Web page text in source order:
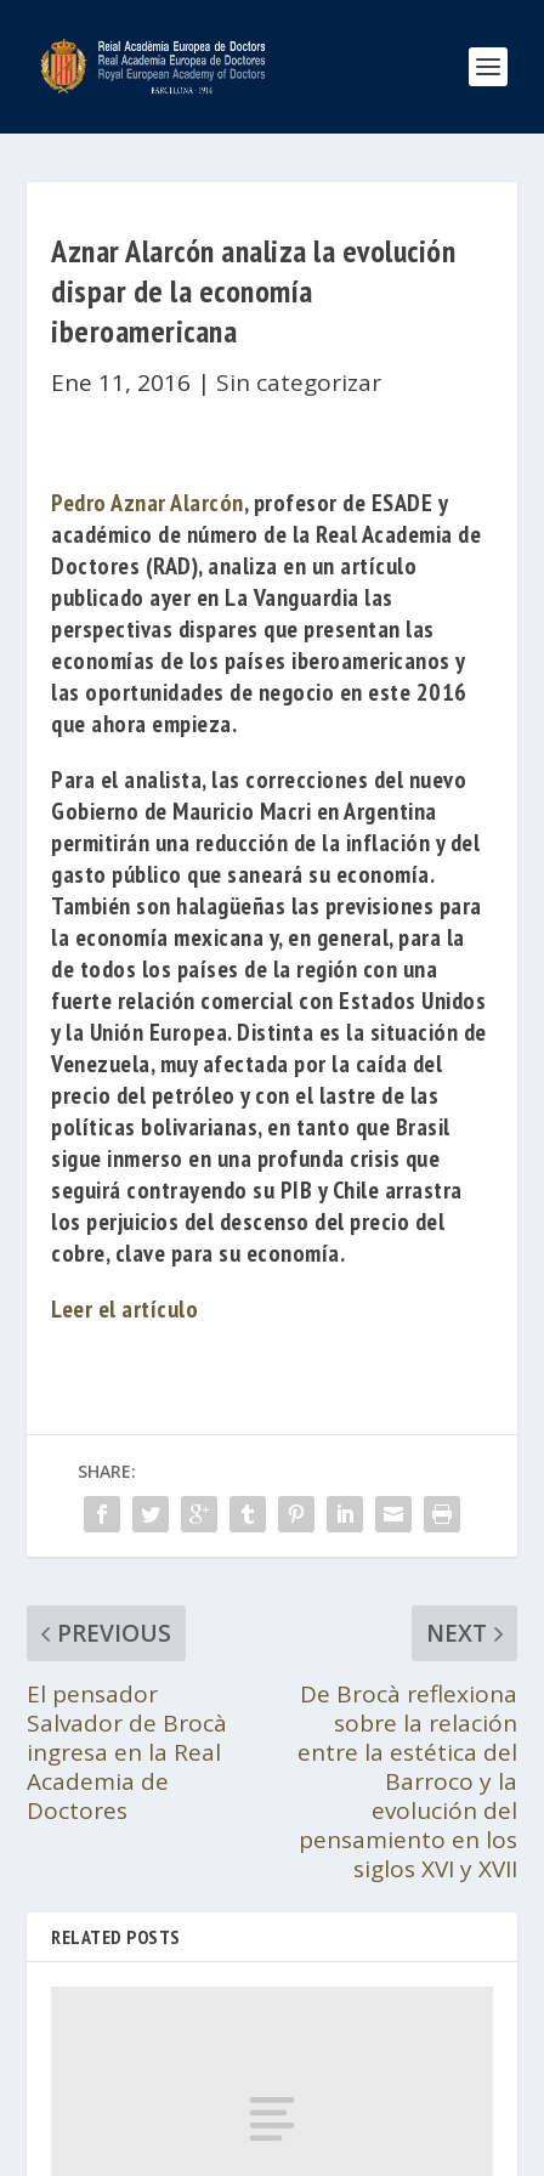
Aznar Alarcón analiza la evolución
dispar de la economía
iberoamericana
Ene 11, 2016 | Sin categorizar
Pedro Aznar Alarcón, profesor de ESADE y
académico de número de la Real Academia de
Doctores (RAD), analiza en un artículo
publicado ayer en La Vanguardia las
perspectivas dispares que presentan las
economías de los países iberoamericanos y
las oportunidades de negocio en este 2016
que ahora empieza.
Para el analista, las correcciones del nuevo
Gobierno de Mauricio Macri en Argentina
permitirán una reducción de la inflación y del
gasto público que saneará su economía.
También son halagüeñas las previsiones para
la economía mexicana y, en general, para la
de todos los países de la región con una
fuerte relación comercial con Estados Unidos
y la Unión Europea. Distinta es la situación de
Venezuela, muy afectada por la caída del
precio del petróleo y con el lastre de las
políticas bolivarianas, en tanto que Brasil
sigue inmerso en una profunda crisis que
seguirá contrayendo su PIB y Chile arrastra
los perjuicios del descenso del precio del
cobre, clave para su economía.
Leer el artículo
SHARE:
PREVIOUS
El pensador
Salvador de Brocà
ingresa en la Real
Academia de
Doctores
NEXT
De Brocà reflexiona
sobre la relación
entre la estética del
Barroco y la
evolución del
pensamiento en los
siglos XVI y XVII
RELATED POSTS